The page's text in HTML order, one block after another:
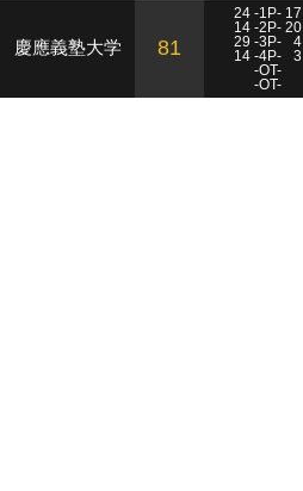
慶應義塾大学 81
24 -1P- 17
14 -2P- 20
29 -3P-
4
14 -4P-
3
-OT-
-OT-